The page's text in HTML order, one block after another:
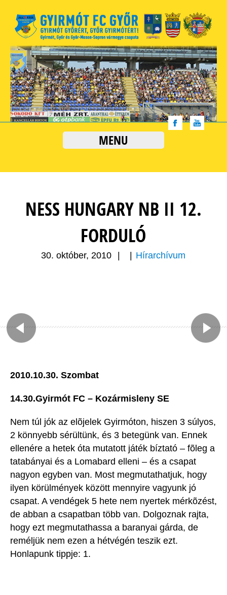
MENU
NESS HUNGARY NB II 12.
FORDULÓ
30. október, 2010 Hírarchívum
2010.10.30. Szombat
14.30.Gyirmót FC – Kozármisleny SE
Nem túl jók az elõjelek Gyirmóton, hiszen 3 súlyos,
2 könnyebb sérültünk, és 3 betegünk van. Ennek
ellenére a hetek óta mutatott játék bíztató – fõleg a
tatabányai és a Lomabard elleni – és a csapat
nagyon egyben van. Most megmutathatjuk, hogy
ilyen körülmények között mennyire vagyunk jó
csapat. A vendégek 5 hete nem nyertek mérkõzést,
de abban a csapatban több van. Dolgoznak rajta,
hogy ezt megmutathassa a baranyai gárda, de
reméljük nem ezen a hétvégén teszik ezt.
Honlapunk tippje: 1.